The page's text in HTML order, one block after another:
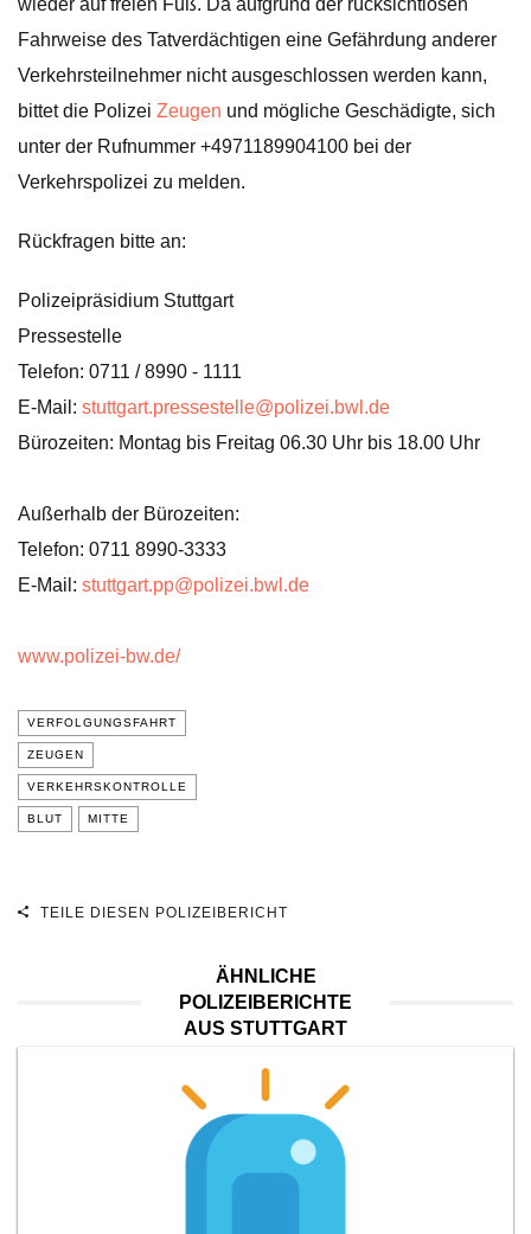
wieder auf freien Fuß. Da aufgrund der rücksichtlosen
Fahrweise des Tatverdächtigen eine Gefährdung anderer
Verkehrsteilnehmer nicht ausgeschlossen werden kann,
bittet die Polizei Zeugen und mögliche Geschädigte, sich
unter der Rufnummer +4971189904100 bei der
Verkehrspolizei zu melden.
Rückfragen bitte an:
Polizeipräsidium Stuttgart
Pressestelle
Telefon: 0711 / 8990 - 1111
E-Mail: stuttgart.pressestelle@polizei.bwl.de
Bürozeiten: Montag bis Freitag 06.30 Uhr bis 18.00 Uhr
Außerhalb der Bürozeiten:
Telefon: 0711 8990-3333
E-Mail: stuttgart.pp@polizei.bwl.de
www.polizei-bw.de/
VERFOLGUNGSFAHRT
ZEUGEN
VERKEHRSKONTROLLE
BLUT MITTE
TEILE DIESEN POLIZEIBERICHT
ÄHNLICHE
POLIZEIBERICHTE
AUS STUTTGART